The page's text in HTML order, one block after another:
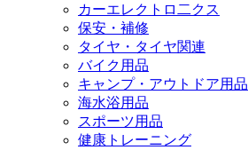
カーエレクトロ二クス
保安・補修
タイヤ・タイヤ関連
バイク用品
キャンプ・アウトドア用品
海水浴用品
スポーツ用品
健康トレーニング